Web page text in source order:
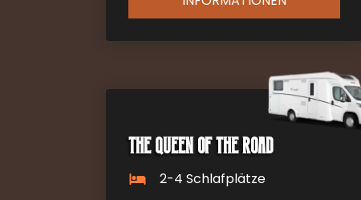
The Queen of the Road
2-4 Schlafplätze